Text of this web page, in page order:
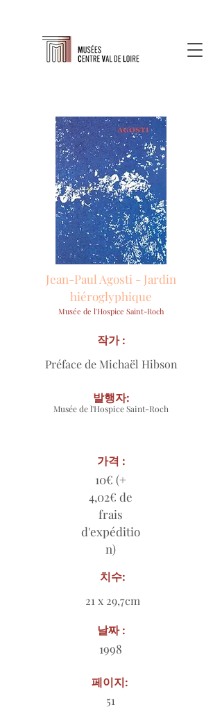
Jean-Paul Agosti - Jardin
hiéroglyphique
Musée de l'Hospice Saint-Roch
Préface de Michaël Hibson
작가 :
Musée de l'Hospice Saint-Roch
발행자:
가격 :
10€ (+
4,02€ de
frais
d'expéditio
n)
치수:
21 x 29,7cm
날짜 :
1998
페이지:
51